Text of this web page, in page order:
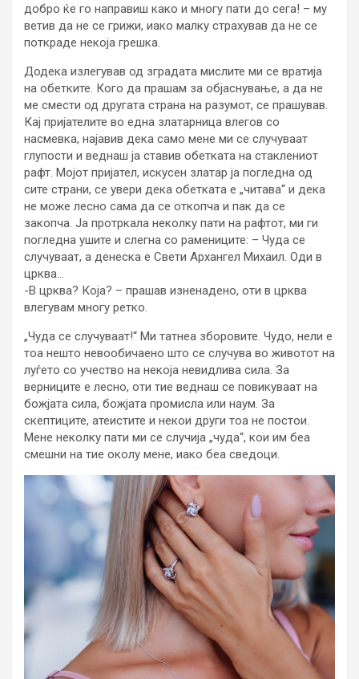
добро ќе го направиш како и многу пати до сега! – му
ветив да не се грижи, иако малку страхував да не се
поткраде некоја грешка.
Додека излегував од зградата мислите ми се вратија
на обетките. Кого да прашам за објаснување, а да не
ме смести од другата страна на разумот, се прашував.
Кај пријателите во една златарница влегов со
насмевка, најавив дека само мене ми се случуваат
глупости и веднаш ја ставив обетката на стаклениот
рафт. Мојот пријател, искусен златар ја погледна од
сите страни, се увери дека обетката е „читава“ и дека
не може лесно сама да се откопча и пак да се
закопча. Ја протркала неколку пати на рафтот, ми ги
погледна ушите и слегна со рамениците: – Чуда се
случуваат, а денеска е Свети Архангел Михаил. Оди в
црква…
-В црква? Која? – прашав изненадено, оти в црква
влегувам многу ретко.
„Чуда се случуваат!“ Ми татнеа зборовите. Чудо, нели е
тоа нешто невообичаено што се случува во животот на
луѓето со учество на некоја невидлива сила. За
верниците е лесно, оти тие веднаш се повикуваат на
божјата сила, божјата промисла или наум. За
скептиците, атеистите и некои други тоа не постои.
Мене неколку пати ми се случија „чуда“, кои им беа
смешни на тие околу мене, иако беа сведоци.